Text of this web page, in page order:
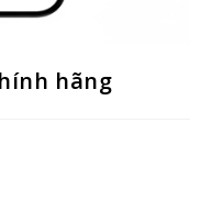
hãng